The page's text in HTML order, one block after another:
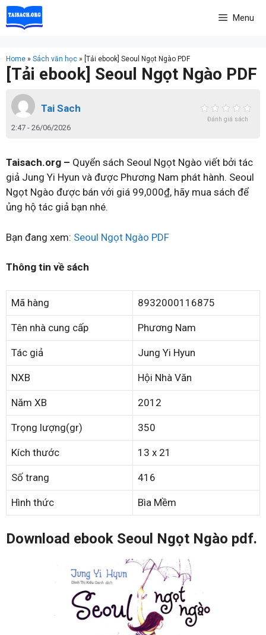
Skip
to
Menu
Home » Sách văn học » [Tải ebook] Seoul Ngọt Ngào PDF
[Tải ebook] Seoul Ngọt Ngào PDF
Tai Sach
2:47 - 26/06/2026
Đánh giá sách
Taisach.org – Quyển sách Seoul Ngọt Ngào viết bởi tác
giả Jung Yi Hyun và được Phương Nam phát hành. Seoul
Ngọt Ngào được bán với giá 99,000₫, hãy mua sách để
ủng hộ tác giả bạn nhé.
Bạn đang xem: Seoul Ngọt Ngào PDF
Thông tin về sách
Mã hàng 8932000116875
Tên nhà cung cấp Phương Nam
Tác giả Jung Yi Hyun
NXB Hội Nhà Văn
Năm XB 2012
Trọng lượng(gr) 350
Kích thước 13 x 21
Số trang 416
Hình thức Bìa Mềm
Download ebook Seoul Ngọt Ngào pdf.